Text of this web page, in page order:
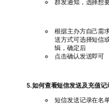
群发通知，选择想
根据主办方自己需
送方式可选择短信
辑，确定后
点击确认发送即可
5.如何查看短信发送及充值记
短信发送记录在名